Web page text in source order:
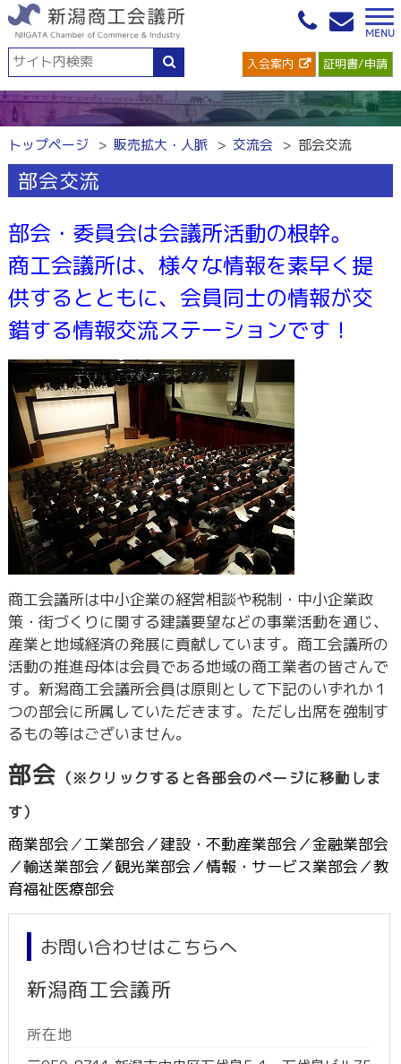
入会案内 証明書/申請
トップページ 販売拡大・人脈 交流会 部会交流
部会交流
部会・委員会は会議所活動の根幹。
商工会議所は、様々な情報を素早く提
供するとともに、会員同士の情報が交
錯する情報交流ステーションです！
商工会議所は中小企業の経営相談や税制・中小企業政
策・街づくりに関する建議要望などの事業活動を通じ、
産業と地域経済の発展に貢献しています。商工会議所の
活動の推進母体は会員である地域の商工業者の皆さんで
す。新潟商工会議所会員は原則として下記のいずれか１
つの部会に所属していただきます。ただし出席を強制す
るもの等はございません。
部会 （※クリックすると各部会のページに移動しま
す）
商業部会／工業部会／建設・不動産業部会／金融業部会
／輸送業部会／観光業部会／情報・サービス業部会／教
育福祉医療部会
お問い合わせはこちらへ
新潟商工会議所
所在地